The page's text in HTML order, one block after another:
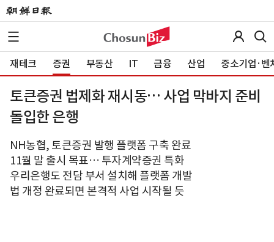
재테크 증권 부동산 IT 금융 산업 중소기업·벤
토큰증권 법제화 재시동… 사업 막바지 준비
돌입한 은행
NH농협, 토큰증권 발행 플랫폼 구축 완료
11월 말 출시 목표… 투자계약증권 특화
우리은행도 전담 부서 설치해 플랫폼 개발
법 개정 완료되면 본격적 사업 시작될 듯